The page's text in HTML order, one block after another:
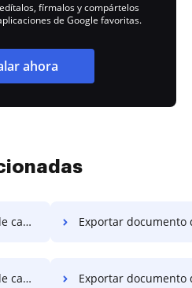
fírmalos y compártelos
de Google favoritas.
ahora
en PC Exportar documento de campo
Edge Exportar documento de campo